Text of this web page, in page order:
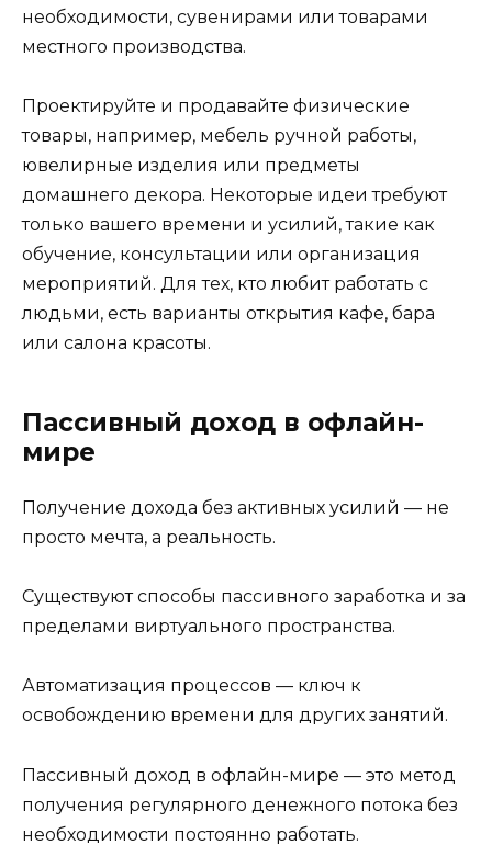
необходимости, сувенирами или товарами
местного производства.
Проектируйте и продавайте физические
товары, например, мебель ручной работы,
ювелирные изделия или предметы
домашнего декора. Некоторые идеи требуют
только вашего времени и усилий, такие как
обучение, консультации или организация
мероприятий. Для тех, кто любит работать с
людьми, есть варианты открытия кафе, бара
или салона красоты.
Пассивный доход в офлайн-
мире
Получение дохода без активных усилий — не
просто мечта, а реальность.
Существуют способы пассивного заработка и за
пределами виртуального пространства.
Автоматизация процессов — ключ к
освобождению времени для других занятий.
Пассивный доход в офлайн-мире — это метод
получения регулярного денежного потока без
необходимости постоянно работать.